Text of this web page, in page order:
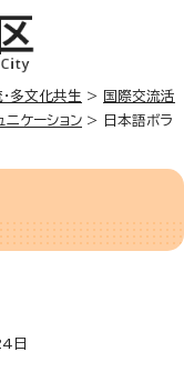
多文化共生 > 国際交流活
ニケーション > 日本語ボラ
日